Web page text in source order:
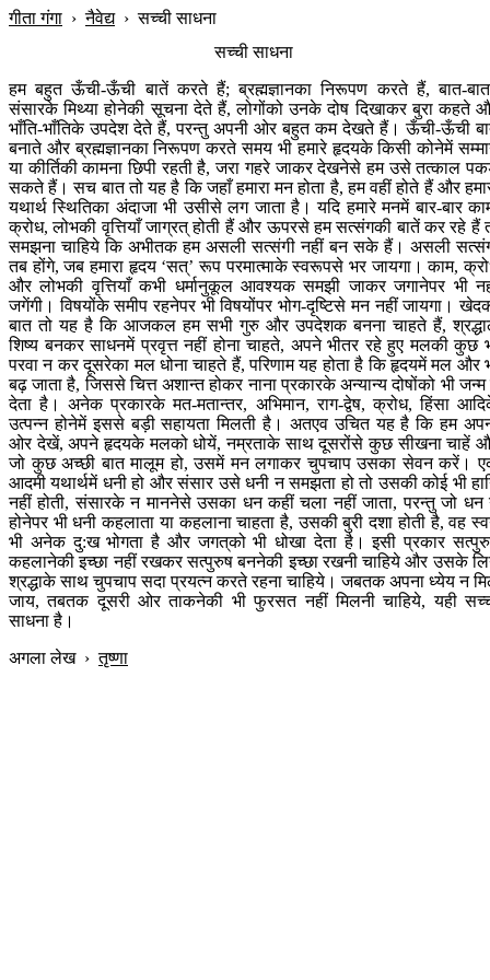
गीता गंगा ›नैवेद्य›सच्ची साधना
सच्ची साधना
हम बहुत ऊँची-ऊँची बातें करते हैं; ब्रह्मज्ञानका निरूपण करते हैं, बात-
संसारके मिथ्या होनेकी सूचना देते हैं, लोगोंको उनके दोष दिखाकर बुरा कहते
भाँति-भाँतिके उपदेश देते हैं, परन्तु अपनी ओर बहुत कम देखते हैं। ऊँची-ऊँची
बनाते और ब्रह्मज्ञानका निरूपण करते समय भी हमारे हृदयके किसी कोनेमें
या कीर्तिकी कामना छिपी रहती है, जरा गहरे जाकर देखनेसे हम उसे तत्काल
सकते हैं। सच बात तो यह है कि जहाँ हमारा मन होता है, हम वहीं होते हैं और
यथार्थ स्थितिका अंदाजा भी उसीसे लग जाता है। यदि हमारे मनमें बार-बार
क्रोध, लोभकी वृत्तियाँ जाग्रत् होती हैं और ऊपरसे हम सत्संगकी बातें कर रहे हैं
समझना चाहिये कि अभीतक हम असली सत्संगी नहीं बन सके हैं। असली
तब होंगे, जब हमारा हृदय ‘सत्’ रूप परमात्माके स्वरूपसे भर जायगा। काम,
और लोभकी वृत्तियाँ कभी धर्मानुकूल आवश्यक समझी जाकर जगानेपर भी
जगेंगी। विषयोंके समीप रहनेपर भी विषयोंपर भोग-दृष्टिसे मन नहीं जायगा।
बात तो यह है कि आजकल हम सभी गुरु और उपदेशक बनना चाहते हैं,
शिष्य बनकर साधनमें प्रवृत्त नहीं होना चाहते, अपने भीतर रहे हुए मलकी कुछ
परवा न कर दूसरेका मल धोना चाहते हैं, परिणाम यह होता है कि हृदयमें मल और
बढ़ जाता है, जिससे चित्त अशान्त होकर नाना प्रकारके अन्यान्य दोषोंको भी जन्म
देता है। अनेक प्रकारके मत-मतान्तर, अभिमान, राग-द्वेष, क्रोध, हिंसा
उत्पन्न होनेमें इससे बड़ी सहायता मिलती है। अतएव उचित यह है कि हम
ओर देखें, अपने हृदयके मलको धोयें, नम्रताके साथ दूसरोंसे कुछ सीखना चाहें
जो कुछ अच्छी बात मालूम हो, उसमें मन लगाकर चुपचाप उसका सेवन करें।
आदमी यथार्थमें धनी हो और संसार उसे धनी न समझता हो तो उसकी कोई भी
नहीं होती, संसारके न माननेसे उसका धन कहीं चला नहीं जाता, परन्तु जो धन
होनेपर भी धनी कहलाता या कहलाना चाहता है, उसकी बुरी दशा होती है, वह
भी अनेक दु:ख भोगता है और जगत‍्को भी धोखा देता है। इसी प्रकार
कहलानेकी इच्छा नहीं रखकर सत्पुरुष बननेकी इच्छा रखनी चाहिये और उसके
श्रद्धाके साथ चुपचाप सदा प्रयत्न करते रहना चाहिये। जबतक अपना ध्येय न
जाय, तबतक दूसरी ओर ताकनेकी भी फुरसत नहीं मिलनी चाहिये, यही
साधना है।
अगला लेख›तृष्णा